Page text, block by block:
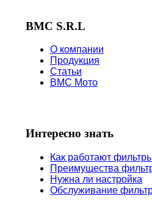
BMC S.R.L
О компании
Продукция
Статьи
BMC Мото
Интересно знать
Как работают
Преимущества
Нужна ли настройка
Обслуживание